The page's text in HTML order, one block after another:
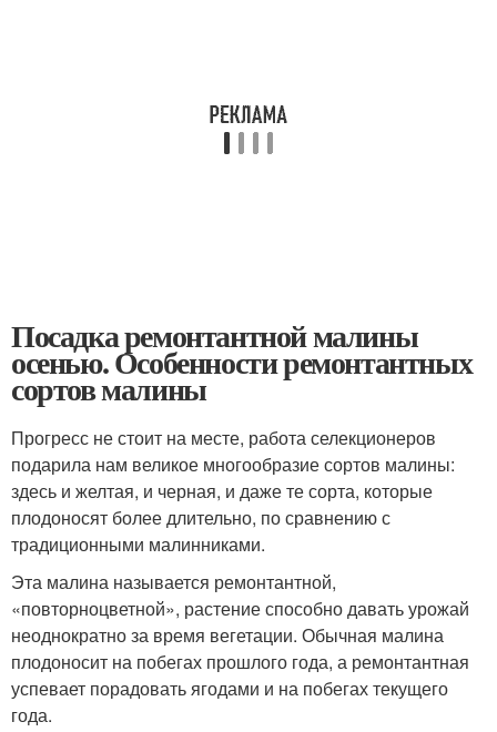
Посадка ремонтантной малины
осенью. Особенности ремонтантных
сортов малины
Прогресс не стоит на месте, работа селекционеров
подарила нам великое многообразие сортов малины:
здесь и желтая, и черная, и даже те сорта, которые
плодоносят более длительно, по сравнению с
традиционными малинниками.
Эта малина называется ремонтантной,
«повторноцветной», растение способно давать урожай
неоднократно за время вегетации. Обычная малина
плодоносит на побегах прошлого года, а ремонтантная
успевает порадовать ягодами и на побегах текущего
года.